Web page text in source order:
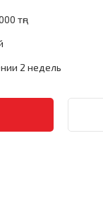
тңг
2 недель